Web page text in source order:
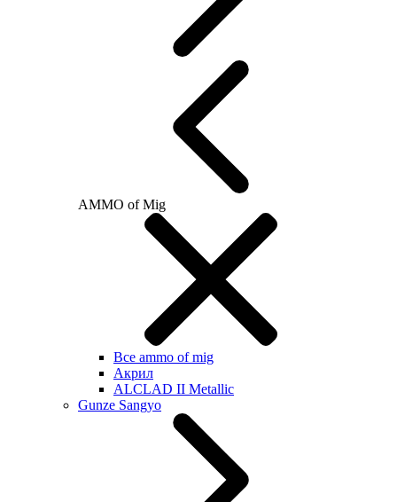
AMMO of Mig
Все ammo of mig
Акрил
ALCLAD II Metallic
Gunze Sangyo